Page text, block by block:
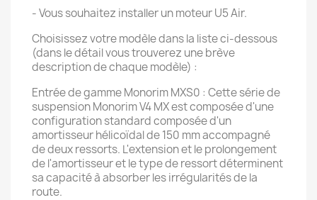
- Vous souhaitez installer un moteur U5 Air.
Choisissez votre modèle dans la liste ci-dessous
(dans le détail vous trouverez une brève
description de chaque modèle) :
Entrée de gamme Monorim MXS0 : Cette série de
suspension Monorim V4 MX est composée d'une
configuration standard composée d'un
amortisseur hélicoïdal de 150 mm accompagné
de deux ressorts. L'extension et le prolongement
de l'amortisseur et le type de ressort déterminent
sa capacité à absorber les irrégularités de la
route.